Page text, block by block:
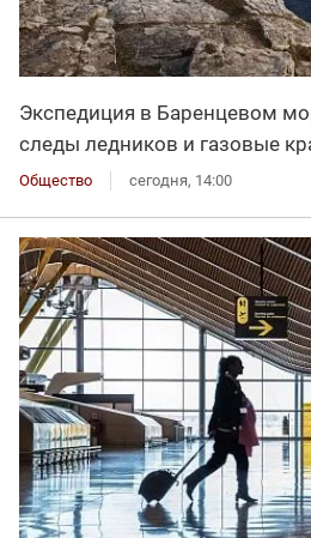
Экспедиция в Баренцевом
следы ледников и газовые
Общество сегодня, 14:00